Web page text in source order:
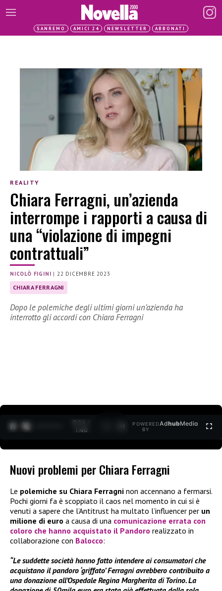
SANREMO AMICI 24 NEWSLETTER ABBONATI
REALITY
Chiara Ferragni, un’azienda
interrompe i rapporti a causa di
una “violazione di impegni
contrattuali”
NICOLÒ FIGINI | 22 DICEMBRE 2023
CHIARA FERRAGNI
Dopo le polemiche degli ultimi giorni un’azienda ha
interrotto gli accordi con Chiara Ferragni
0:15 /
1:40
POWERED
BY
AdhubMedia
Nuovi problemi per Chiara Ferragni
Le polemiche su Chiara Ferragni non accennano a fermarsi.
Pochi giorni fa è scoppiato il caos nel momento in cui si è
venuti a sapere che l’Antitrust ha multato l’influencer per un
milione di euro a causa di una comunicazione errata con
coloro che hanno acquistato il Pandoro realizzato in
collaborazione con Balocco:
“Le suddette società hanno fatto intendere ai consumatori che
acquistano il pandoro ‘griffato’ Ferragni avrebbero contribuito a
una donazione all’Ospedale Regina Margherita di Torino. La